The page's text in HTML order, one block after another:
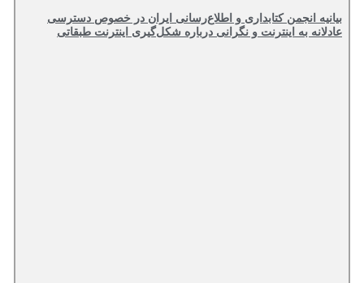
بیانیه انجمن کتابداری و اطلاع‌رسانی ایران در خصوص دسترسی
عادلانه به اینترنت و نگرانی درباره شکل‌گیری اینترنت طبقاتی